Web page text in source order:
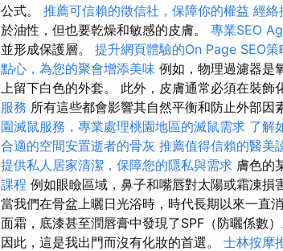
公式。 推薦可信賴的徵信社，保障你的權益 經絡
於油性，但也要乾燥和敏感的皮膚。 專業SEO
並形成保護層。 提升網頁體驗的On Page SEO策
點心，為您的聚會增添美味 例如，物理過濾器是
上留下白色的外套。 此外，皮膚通常必須在裝飾
服務 所有這些都會影響其自然平衡和防止外部因
園滅鼠服務，專業處理桃園地區的滅鼠需求 了解
合適的空間安置逝者的骨灰 推薦值得信賴的醫美
提供私人居家清潔，保障您的隱私與需求 膚色的
課程 例如眼瞼區域，鼻子和嘴唇對太陽或霜凍損
當我們在骨盆上曬日光浴時，時代長期以來一直
面霜，底漆甚至潤唇膏中發現了SPF（防曬係數
因此，這是我出門而沒有化妝的首選。 士林按摩